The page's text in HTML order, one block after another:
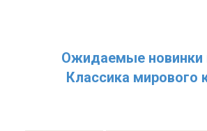
Ожидаемые новинки
Классика мирового